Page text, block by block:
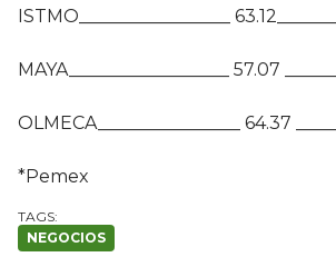
ISTMO_________________
MAYA__________________ 57.07
OLMECA________________ 64.37
*Pemex
NEGOCIOS